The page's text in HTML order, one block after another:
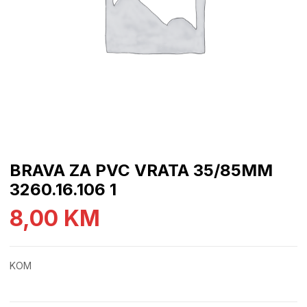
BRAVA ZA PVC VRATA 35/85MM
3260.16.106 1
8,00 KM
KOM